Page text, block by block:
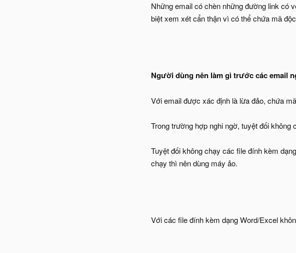
Những email có chèn những đường link có
biệt xem xét cẩn thận vì có thể chứa mã
Người dùng nên làm gì trước các email
Với email được xác định là lừa đảo, chứa
Trong trường hợp nghi ngờ, tuyệt đối
Tuyệt đối không chạy các file đính kèm
chạy thì nên dùng máy ảo.
Với các file đính kèm dạng Word/Excel